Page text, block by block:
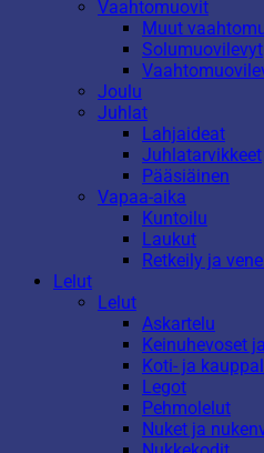
Vaahtomuovit
Muut
Solumuovilevyt
Joulu
Juhlat
Lahjaideat
Juhlatarvikkeet
Pääsiäinen
Vapaa-aika
Kuntoilu
Laukut
Retkeily ja
Lelut
Lelut
Askartelu
Keinuhevoset
Koti- ja
Legot
Pehmolelut
Nuket ja